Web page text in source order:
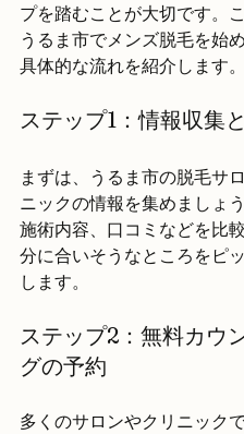
プを踏むことが大切です。こ
うるま市でメンズ脱毛を始
具体的な流れを紹介します。
ステップ1：情報収集
まずは、うるま市の脱毛サ
ニックの情報を集めましょう
施術内容、口コミなどを比
分に合いそうなところをピ
します。
ステップ2：無料カウ
グの予約
多くのサロンやクリニック